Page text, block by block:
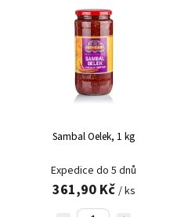
Nejdražší
Nejprodávanější
Abecedně
Sambal Oelek, 1 kg
Expedice do 5 dnů
361,90 Kč / ks